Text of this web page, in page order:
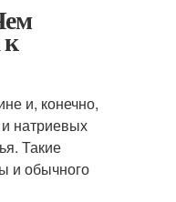
и, конечно,
натриевых
Такие
и обычного